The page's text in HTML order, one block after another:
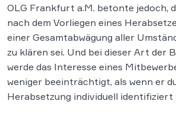
OLG Frankfurt a.M. betonte jedoch,
nach dem Vorliegen eines
einer Gesamtabwägung aller
zu klären sei. Und bei dieser Art der
werde das Interesse eines
weniger beeinträchtigt, als wenn er
Herabsetzung individuell identifiziert